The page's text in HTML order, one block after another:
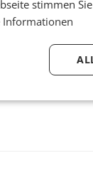
stimmen
Informationen